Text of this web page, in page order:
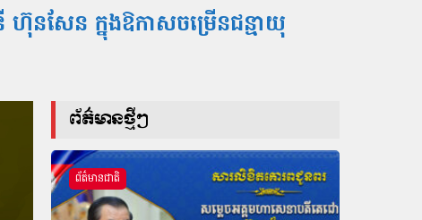
ហ៊ុនសែន ក្នុងឱកាសចម្រើនជន្មាយុ
ព័ត៌មានថ្មីៗ
ព័ត៌មានជាតិ